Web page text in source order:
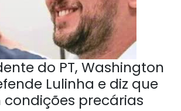
do PT, Washington
Lulinha e diz que
condições precárias